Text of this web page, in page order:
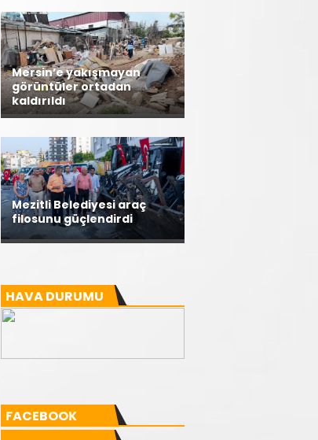
Mersin’e yakışmayan
görüntüler ortadan
kaldırıldı
Mezitli Belediyesi araç
filosunu güçlendirdi
HAVA DURUMU
FACEBOOK